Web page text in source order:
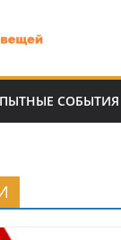
СОБЫТИЯ